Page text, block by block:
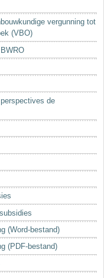
vergunning tot
(VBO)
de
(Word-bestand)
(PDF-bestand)